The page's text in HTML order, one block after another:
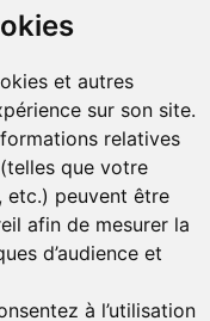
et autres
sur son site.
relatives
que votre
etc.) peuvent être
afin de mesurer la
d’audience et
à l’utilisation
d’informations